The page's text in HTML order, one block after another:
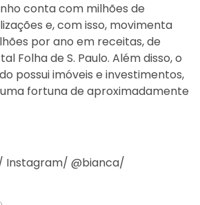
conta com milhões de
e, com isso, movimenta
por ano em receitas, de
Folha de S. Paulo. Além disso, o
possui imóveis e investimentos,
fortuna de aproximadamente
Instagram/ @bianca/